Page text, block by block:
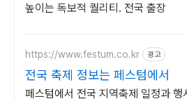
높이는 독보적 퀄리티. 전국 출장
https://www.festum.co.kr 광고
전국 축제 정보는 페스텀에서
페스텀에서 전국 지역축제 일정과